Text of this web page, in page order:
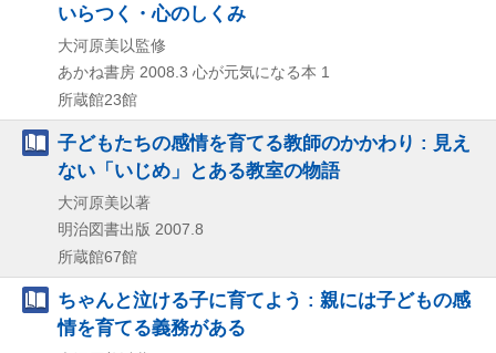
いらつく・心のしくみ
大河原美以監修
あかね書房 2008.3 心が元気になる本 1
所蔵館23館
子どもたちの感情を育てる教師のかかわり : 見え
ない「いじめ」とある教室の物語
大河原美以著
明治図書出版 2007.8
所蔵館67館
ちゃんと泣ける子に育てよう : 親には子どもの感
情を育てる義務がある